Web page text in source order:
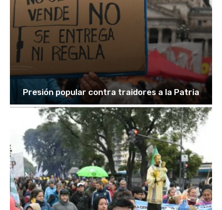
Presión popular contra traidores a la Patria